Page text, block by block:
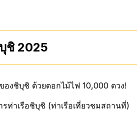
ชิ 2025
งชิบุชิ ด้วยดอกไม้ไฟ 10,000 ดวง!
ท่าเรือชิบุชิ (ท่าเรือเที่ยวชมสถานที่)